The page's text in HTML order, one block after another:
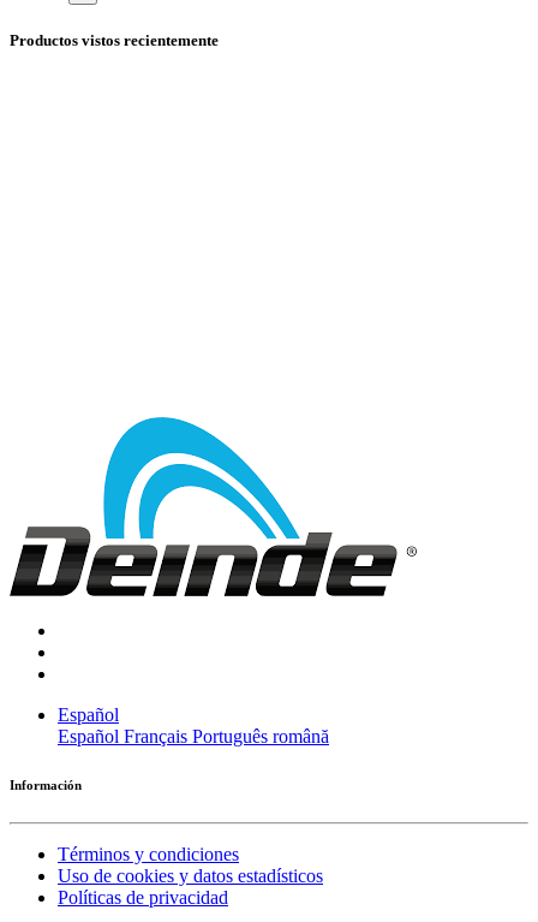
Productos vistos recientemente
Español
Español Français Português română
Información
Términos y condiciones
Uso de cookies y datos estadísticos
Políticas de privacidad